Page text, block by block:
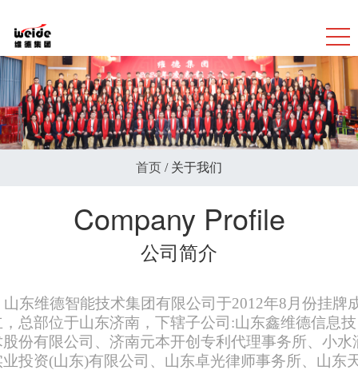
首页 / 关于我们
Company Profile
公司简介
东维德智能技术集团有限公司 于2012年8月份挂牌
，总部位于山东济南，下辖子公司:山东鑫维德信息技
股份有限公司、济南元本开创专利代理事务所、小水
业投资(山东)有限公司、山东卓光律师事务所、山东